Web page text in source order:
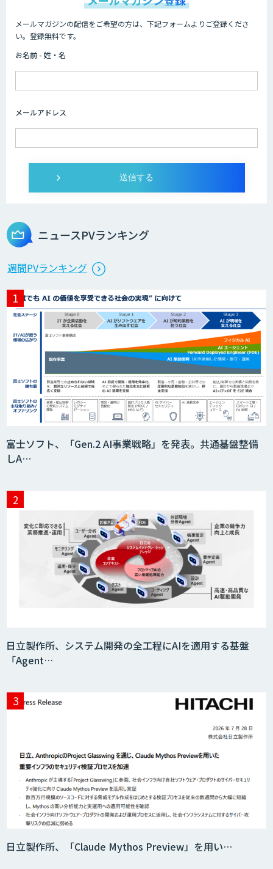
メールマガジンの配信をご希望の方は、下記フォームよりご登録くださ
い。登録無料です。
お名前 - 姓・名
メールアドレス
ニュースPVランキング
週間PVランキング
富士ソフト、「Gen.2 AI事業戦略」を発表。共通基盤整備
しA…
日立製作所、システム開発の全工程にAIを適用する基盤
「Agent…
日立製作所、「Claude Mythos Preview」を用い…